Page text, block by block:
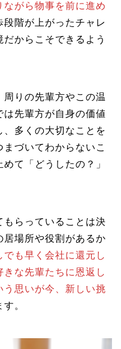
ながら物事を前に進め
階が上がったチャレ
からこそできるよう
りの先輩方やこの温
先輩方が自身の価値
多くの大切なことを
づいてわからないこ
て「どうしたの？」
もらっていることは決
居場所や役割があるか
でも早く会社に還元し
な先輩たちに恩返し
う思いが今、新しい挑
。